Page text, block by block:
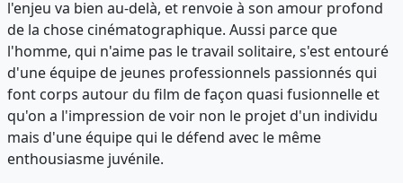
l'enjeu va bien au-delà, et renvoie à son amour profond
de la chose cinématographique. Aussi parce que
l'homme, qui n'aime pas le travail solitaire, s'est entouré
d'une équipe de jeunes professionnels passionnés qui
font corps autour du film de façon quasi fusionnelle et
qu'on a l'impression de voir non le projet d'un individu
mais d'une équipe qui le défend avec le même
enthousiasme juvénile.